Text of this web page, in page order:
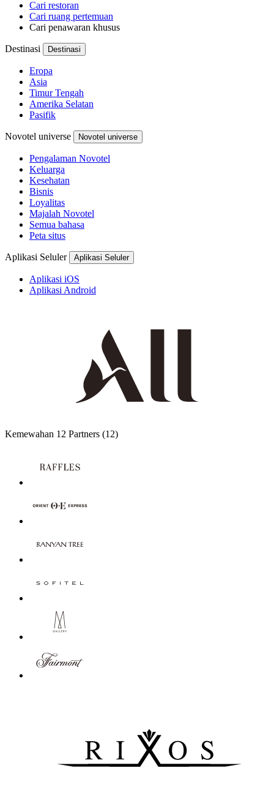
Cari restoran
Cari ruang pertemuan
Cari penawaran khusus
Destinasi Destinasi
Eropa
Asia
Timur Tengah
Amerika Selatan
Pasifik
Novotel universe Novotel universe
Pengalaman Novotel
Keluarga
Kesehatan
Bisnis
Loyalitas
Majalah Novotel
Semua bahasa
Peta situs
Aplikasi Seluler Aplikasi Seluler
Aplikasi iOS
Aplikasi Android
Kemewahan 12 Partners (12)